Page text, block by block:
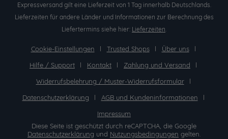
Expressversand gilt eine Lieferzeit von 1 Tag innerhalb Deutschlands.
Lieferzeiten für andere Länder und Informationen zur Berechnung des
Liefertermins siehe hier: Lieferzeiten.
Cookie-Einstellungen Trusted Shops
Über uns
Hilfe / Support
Kontakt
Zahlung und Versand
Widerrufsbelehrung / Muster-Widerrufsformular
Datenschutzerklärung
AGB und Kundeninformationen
Impressum
Diese Seite ist geschützt durch reCAPTCHA, die Google
Datenschutzerklärung und Nutzungsbedingungen gelten.